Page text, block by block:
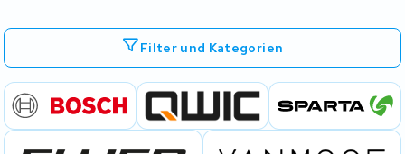
Filter und Kategorien